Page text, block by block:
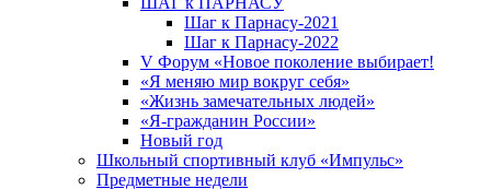
Шаг к Парнасу-2021
Шаг к Парнасу-2022
V Форум «Новое поколение выбирает!
«Я меняю мир вокруг себя»
«Жизнь замечательных людей»
«Я-гражданин России»
Новый год
Школьный спортивный клуб «Импульс»
Предметные недели